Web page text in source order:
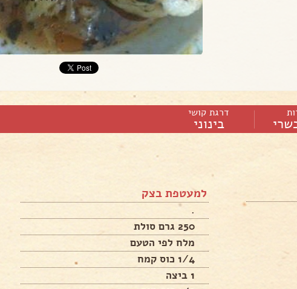
דרגת קושי
בינוני
למעטפת בצק
.
250 גרם סולת
מלח לפי הטעם
1/4 כוס קמח
1 ביצה